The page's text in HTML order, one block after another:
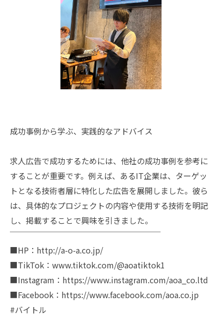
成功事例から学ぶ、実践的なアドバイス
求人広告で成功するためには、他社の成功事例を参考に
することが重要です。例えば、あるIT企業は、ターゲッ
トとなる技術者層に特化した広告を展開しました。彼ら
は、具体的なプロジェクトの内容や使用する技術を明記
し、掲載することで興味を引きました。
￣￣￣￣￣￣￣￣￣￣￣￣￣￣￣￣￣￣￣
■HP：http://a-o-a.co.jp/
■TikTok：www.tiktok.com/@aoatiktok1
■Instagram：https://www.instagram.com/aoa_co.ltd
■Facebook：https://www.facebook.com/aoa.co.jp
#バイトル